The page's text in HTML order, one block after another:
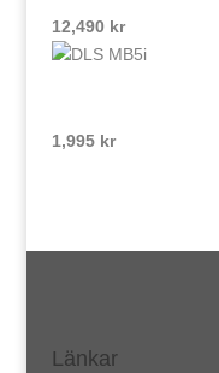
12,490 kr
1,995 kr
Länkar